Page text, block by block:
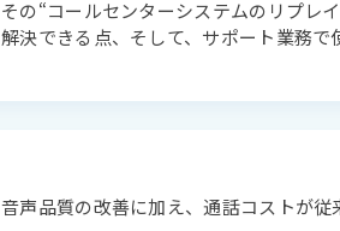
その“コールセンターシステムのリプレ
解決できる点、そして、サポート業務で
音声品質の改善に加え、通話コストが従